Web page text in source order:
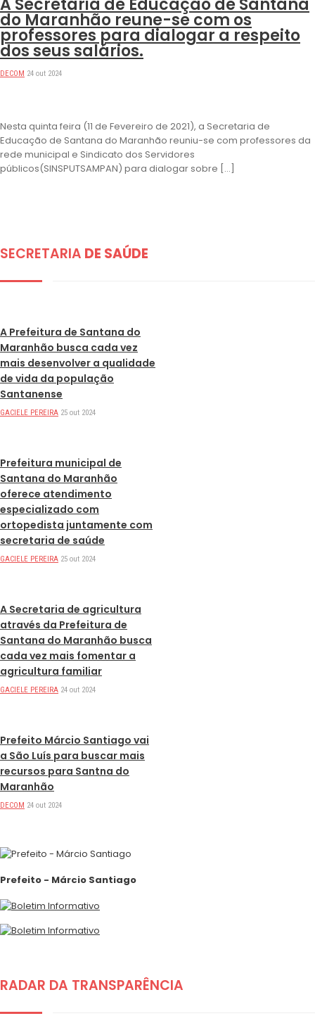
do Maranhão reune-se com os
professores para dialogar a respeito
dos seus salários.
DECOM 24 out 2024
Nesta quinta feira (11 de Fevereiro de 2021), a Secretaria de
Educação de Santana do Maranhão reuniu-se com professores da
rede municipal e Sindicato dos Servidores
públicos(SINSPUTSAMPAN) para dialogar sobre […]
SECRETARIA DE SAÚDE
A Prefeitura de Santana do
Maranhão busca cada vez
mais desenvolver a qualidade
de vida da população
Santanense
GACIELE PEREIRA 25 out 2024
Prefeitura municipal de
Santana do Maranhão
oferece atendimento
especializado com
ortopedista juntamente com
secretaria de saúde
GACIELE PEREIRA 25 out 2024
A Secretaria de agricultura
através da Prefeitura de
Santana do Maranhão busca
cada vez mais fomentar a
agricultura familiar
GACIELE PEREIRA 24 out 2024
Prefeito Márcio Santiago vai
a São Luís para buscar mais
recursos para Santna do
Maranhão
DECOM 24 out 2024
Prefeito - Márcio Santiago
RADAR DA TRANSPARÊNCIA